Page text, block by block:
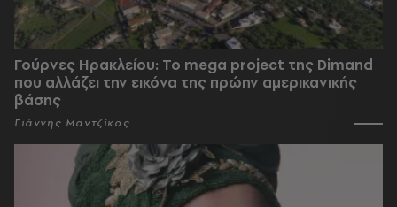
Γούρνες Ηρακλείου: To mega project της Dimand
που αλλάζει την εικόνα της πρώην αμερικανικής
βάσης
Γιάννης Μαντζίκος